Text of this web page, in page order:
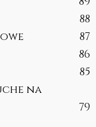
88
87
86
85
na
79